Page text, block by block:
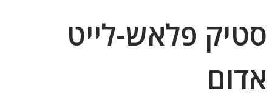
סטיק פלאש-לייט
אדום